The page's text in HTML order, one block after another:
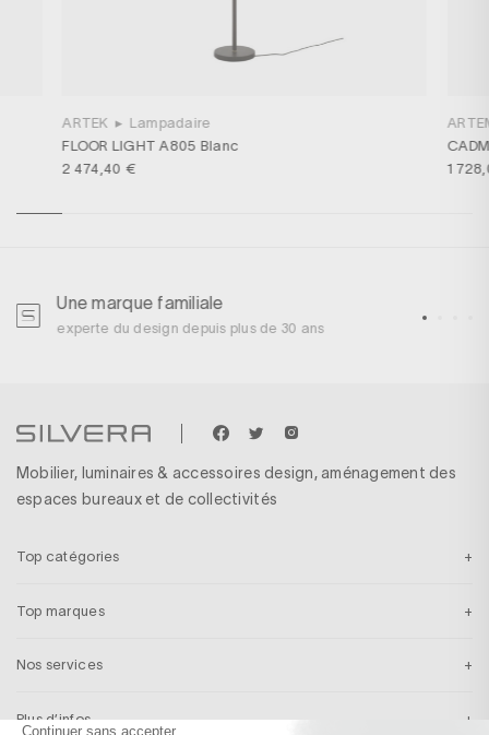
ARTEK ▸ Lampadaire
FLOOR LIGHT A805 Blanc
2 474,40 €
1
Une marque familiale
experte du design depuis plus de 30 ans
Mobilier, luminaires & accessoires design, aménagement des
espaces bureaux et de collectivités
Top catégories
Top marques
Nos services
Plus d’infos